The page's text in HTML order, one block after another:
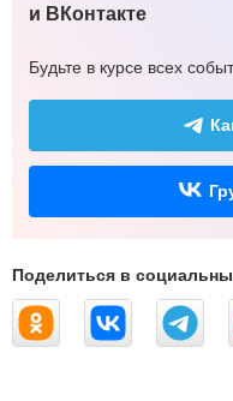
и ВКонтакте
Будьте в курсе всех
Поделиться в